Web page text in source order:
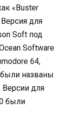
«Buster
для
Soft под
Software
64,
были названы
для
были